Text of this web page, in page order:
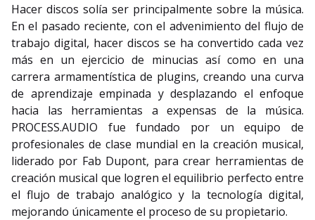
Hacer discos solía ser principalmente sobre la música.
En el pasado reciente, con el advenimiento del flujo de
trabajo digital, hacer discos se ha convertido cada vez
más en un ejercicio de minucias así como en una
carrera armamentística de plugins, creando una curva
de aprendizaje empinada y desplazando el enfoque
hacia las herramientas a expensas de la música.
PROCESS.AUDIO fue fundado por un equipo de
profesionales de clase mundial en la creación musical,
liderado por Fab Dupont, para crear herramientas de
creación musical que logren el equilibrio perfecto entre
el flujo de trabajo analógico y la tecnología digital,
mejorando únicamente el proceso de su propietario.